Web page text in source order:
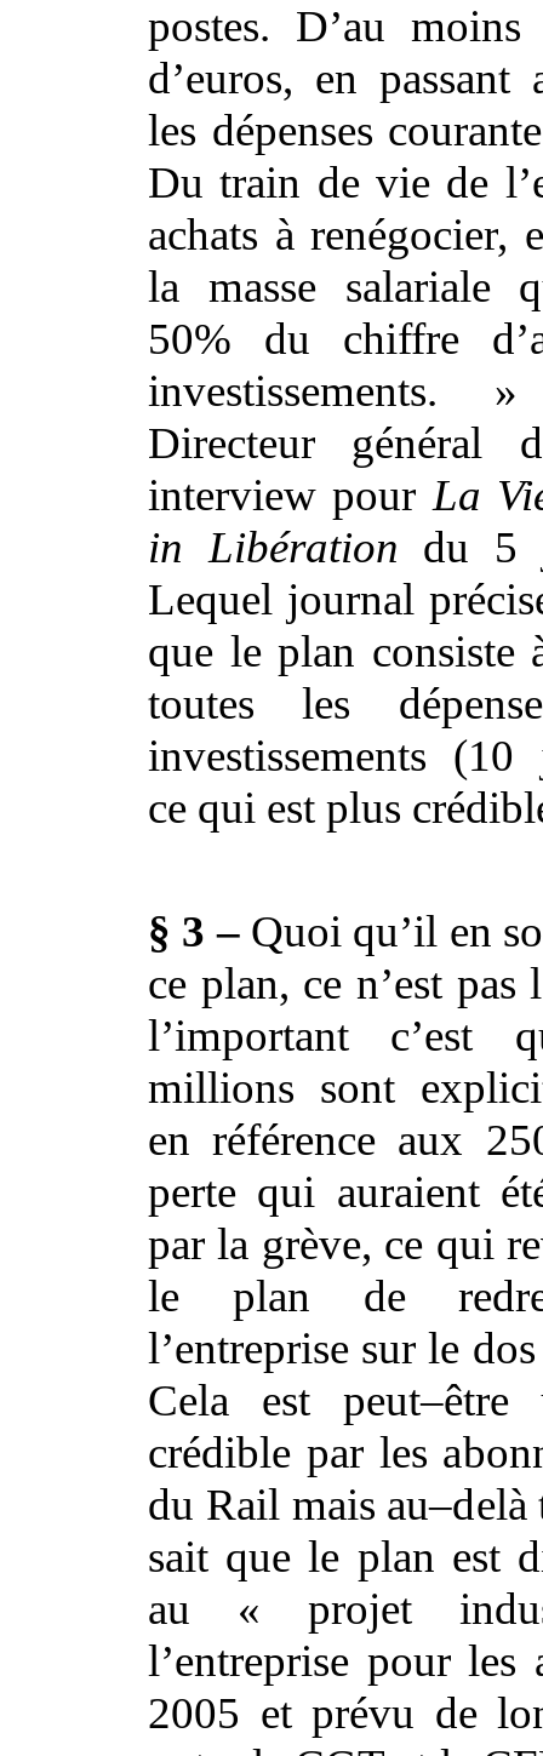
postes. D’au
d’euros, en
les dépenses
Du train de vie de
achats à renégocier,
la masse salariale
50% du chiffre
investissements.
Directeur général
interview pour La
in Libération du 5
Lequel journal
que le plan consiste
toutes les
investissements
ce qui est plus
§ 3 –Quoi qu’il en
ce plan, ce n’est pas
l’important c’est
millions sont
en référence aux
perte qui auraient
par la grève, ce qui
le plan de
l’entreprise sur le
Cela est peut–être
crédible par les
du Rail mais
sait que le plan est
au « projet
l’entreprise pour les
2005 et prévu de